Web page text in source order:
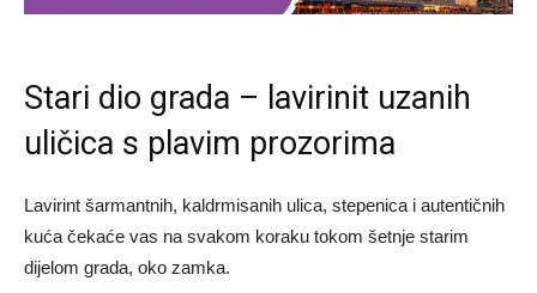
Stari dio grada – lavirinit uzanih
uličica s plavim prozorima
Lavirint šarmantnih, kaldrmisanih ulica, stepenica i autentičnih
kuća čekaće vas na svakom koraku tokom šetnje starim
dijelom grada, oko zamka.